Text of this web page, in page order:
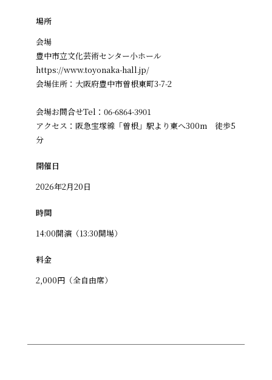
場所
会場
豊中市立文化芸術センター小ホール
https://www.toyonaka-hall.jp/
会場住所：大阪府豊中市曽根東町3-7-2
会場お問合せTel：06-6864-3901
アクセス：阪急宝塚線「曽根」駅より東へ300m 徒歩5
分
開催日
2026年2月20日
時間
14:00開演（13:30開場）
料金
2,000円（全自由席）